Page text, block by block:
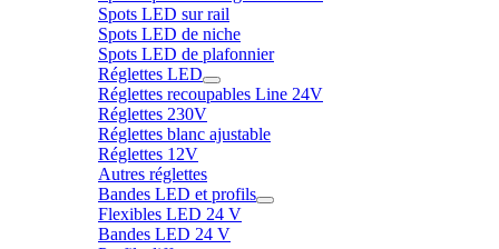
Spots LED sur rail
Spots LED de niche
Spots LED de plafonnier
Réglettes LED
Réglettes recoupables Line 24V
Réglettes 230V
Réglettes blanc ajustable
Réglettes 12V
Autres réglettes
Bandes LED et profils
Flexibles LED 24 V
Bandes LED 24 V